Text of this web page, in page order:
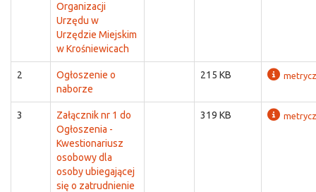
Organizacji
Urzędu w
Urzędzie Miejskim
w Krośniewicach
2
Ogłoszenie o
naborze
215 KB
3
Załącznik nr 1 do
Ogłoszenia -
Kwestionariusz
osobowy dla
osoby ubiegającej
się o zatrudnienie
319 KB